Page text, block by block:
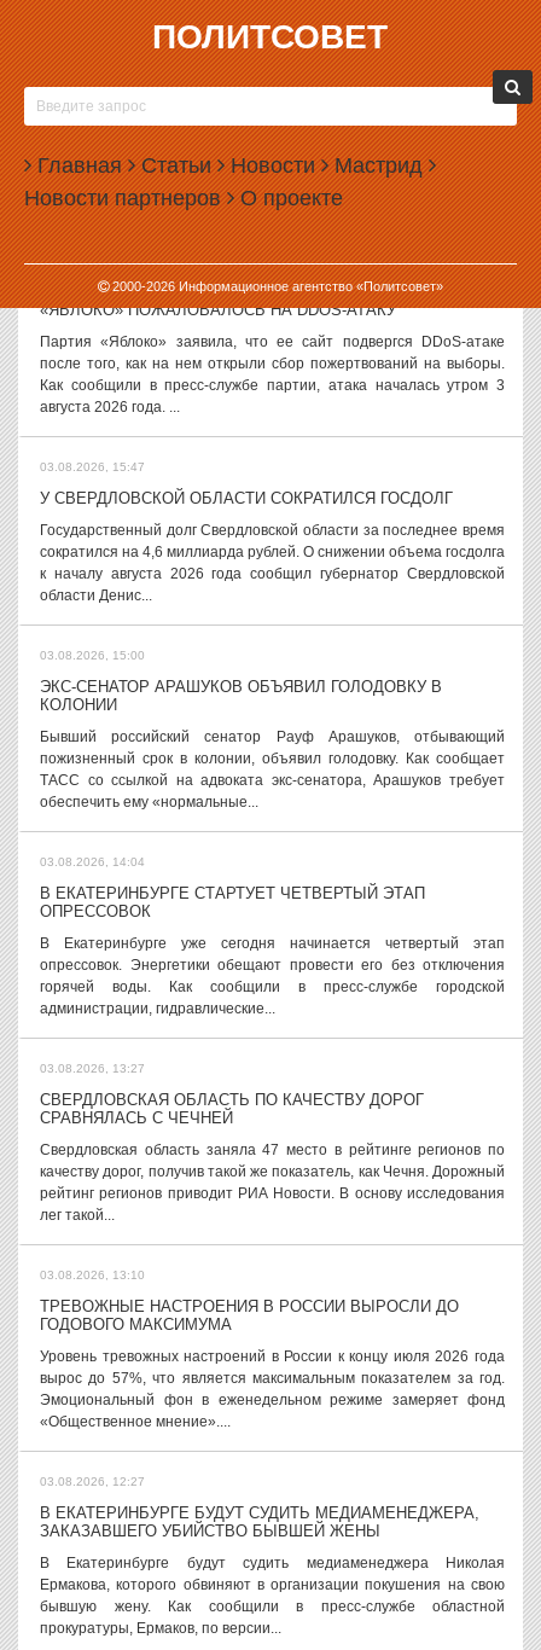
ПОЛИТСОВЕТ
Главная Статьи Новости Мастрид
Новости партнеров О проекте
2000-2026Информационное агентство «Политсовет»
03.08.2026, 17:18
В ПРАВИТЕЛЬСТВЕ СОЗДАЛИ ПОДКОМИССИЮ ПО
ЦИФРОВЫМ ПЛАТФОРМАМ
В правительстве России появилась подкомиссия, которая будет
заниматься развитием цифровых платформ. Как сообщает
«Интерфакс», структуру возглавил вице-премьер Дмитрий
Григоренко. В состав...
03.08.2026, 16:23
«ЯБЛОКО» ПОЖАЛОВАЛОСЬ НА DDOS-АТАКУ
Партия «Яблоко» заявила, что ее сайт подвергся DDoS-атаке
после того, как на нем открыли сбор пожертвований на выборы.
Как сообщили в пресс-службе партии, атака началась утром 3
августа 2026 года. ...
03.08.2026, 15:47
У СВЕРДЛОВСКОЙ ОБЛАСТИ СОКРАТИЛСЯ ГОСДОЛГ
Государственный долг Свердловской области за последнее время
сократился на 4,6 миллиарда рублей. О снижении объема госдолга
к началу августа 2026 года сообщил губернатор Свердловской
области Денис...
03.08.2026, 15:00
ЭКС-СЕНАТОР АРАШУКОВ ОБЪЯВИЛ ГОЛОДОВКУ В
КОЛОНИИ
Бывший российский сенатор Рауф Арашуков, отбывающий
пожизненный срок в колонии, объявил голодовку. Как сообщает
ТАСС со ссылкой на адвоката экс-сенатора, Арашуков требует
обеспечить ему «нормальные...
03.08.2026, 14:04
В ЕКАТЕРИНБУРГЕ СТАРТУЕТ ЧЕТВЕРТЫЙ ЭТАП
ОПРЕССОВОК
В Екатеринбурге уже сегодня начинается четвертый этап
опрессовок. Энергетики обещают провести его без отключения
горячей воды. Как сообщили в пресс-службе городской
администрации, гидравлические...
03.08.2026, 13:27
СВЕРДЛОВСКАЯ ОБЛАСТЬ ПО КАЧЕСТВУ ДОРОГ
СРАВНЯЛАСЬ С ЧЕЧНЕЙ
Свердловская область заняла 47 место в рейтинге регионов по
качеству дорог, получив такой же показатель, как Чечня. Дорожный
рейтинг регионов приводит РИА Новости. В основу исследования
лег такой...
03.08.2026, 13:10
ТРЕВОЖНЫЕ НАСТРОЕНИЯ В РОССИИ ВЫРОСЛИ ДО
ГОДОВОГО МАКСИМУМА
Уровень тревожных настроений в России к концу июля 2026 года
вырос до 57%, что является максимальным показателем за год.
Эмоциональный фон в еженедельном режиме замеряет фонд
«Общественное мнение»....
03.08.2026, 12:27
В ЕКАТЕРИНБУРГЕ БУДУТ СУДИТЬ МЕДИАМЕНЕДЖЕРА,
ЗАКАЗАВШЕГО УБИЙСТВО БЫВШЕЙ ЖЕНЫ
В Екатеринбурге будут судить медиаменеджера Николая
Ермакова, которого обвиняют в организации покушения на свою
бывшую жену. Как сообщили в пресс-службе областной
прокуратуры, Ермаков, по версии...